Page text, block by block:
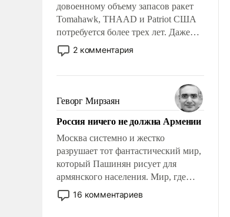
довоенному объему запасов ракет
Tomahawk, THAAD и Patriot США
потребуется более трех лет. Даже
небольшая война с Ираном
опустошила американские
уязвимости США, например, перед
Китаем.
2 комментария
Геворг Мирзаян
Россия ничего не должна Армении
Москва системно и жестко
разрушает тот фантастический мир,
который Пашинян рисует для
армянского населения. Мир, где
политические прожекты будут
безусловно оплачиваться за счет
16 комментариев